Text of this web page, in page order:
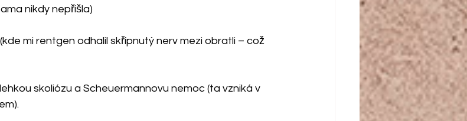
nikdy nepřišla)
mi rentgen odhalil skřípnutý nerv mezi obratli – což
skoliózu a Scheuermannovu nemoc (ta vzniká v